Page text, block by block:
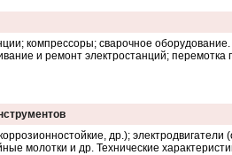
компрессоры; сварочное
и ремонт электростанций; перемотка
др.);
молотки и др. Технические